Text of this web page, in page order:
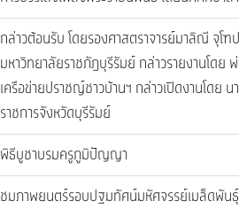
กล่าวต้อนรับ โดยรองศาสตราจารย์มาลิณี จุโฑ
มหาวิทยาลัยราชภัฏบุรีรัมย์ กล่าวรายงานโดย
เครือข่ายปราชญ์ชาวบ้านฯ กล่าวเปิดงานโดย น
ราชการจังหวัดบุรีรัมย์
พิธีบูชาบรมครูภูมิปัญญา
ชมภาพยนตร์รอบปฐมทัศน์มหัศจรรย์เมล็ดพัน